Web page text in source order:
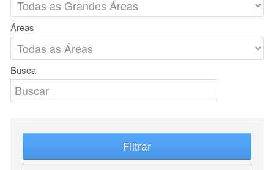
Áreas
Busca
Filtrar